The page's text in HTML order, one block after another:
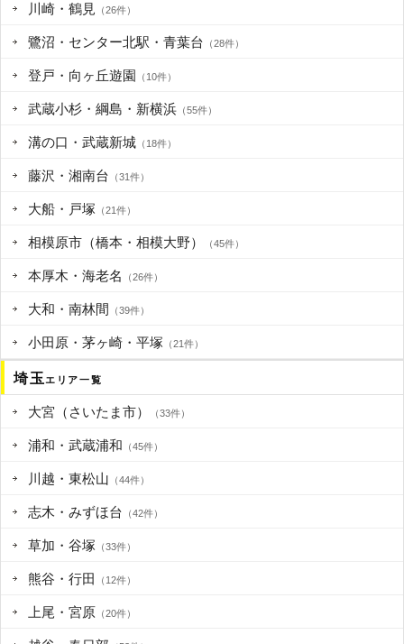
川崎・鶴見 （26件）
鷺沼・センター北駅・青葉台 （28件）
登戸・向ヶ丘遊園 （10件）
武蔵小杉・綱島・新横浜 （55件）
溝の口・武蔵新城 （18件）
藤沢・湘南台 （31件）
大船・戸塚 （21件）
相模原市（橋本・相模大野） （45件）
本厚木・海老名 （26件）
大和・南林間 （39件）
小田原・茅ヶ崎・平塚 （21件）
埼玉エリア一覧
大宮（さいたま市） （33件）
浦和・武蔵浦和 （45件）
川越・東松山 （44件）
志木・みずほ台 （42件）
草加・谷塚 （33件）
熊谷・行田 （12件）
上尾・宮原 （20件）